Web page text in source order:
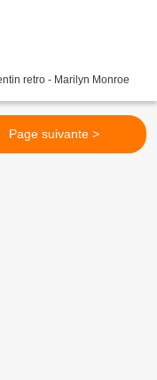
retro - Marilyn Monroe
Page suivante >